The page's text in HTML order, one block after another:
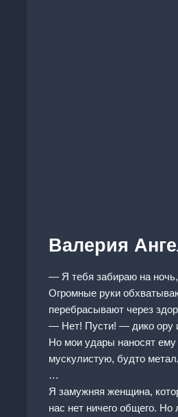
Валерия
— Я тебя забираю на
Огромные руки
перебрасывают через
— Нет! Пусти! — дико ору и
Но мои удары наносят
мускулистую, будто
…
Я замужняя женщина,
нас нет ничего общего.